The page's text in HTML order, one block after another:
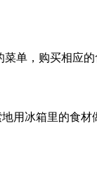
单，购买相应
用冰箱里的食